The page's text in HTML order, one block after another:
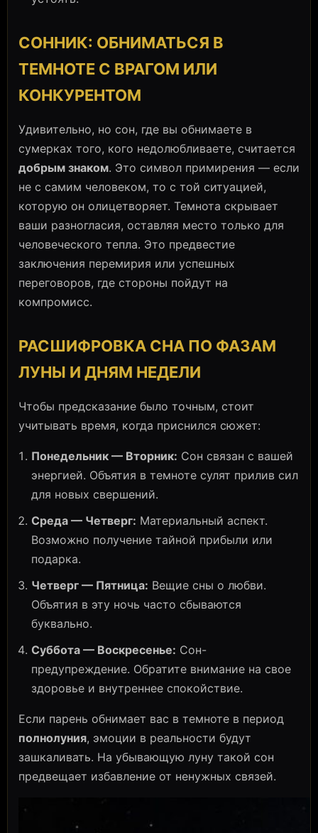
СОННИК: ОБНИМАТЬСЯ В
ТЕМНОТЕ С ВРАГОМ ИЛИ
КОНКУРЕНТОМ
Удивительно, но сон, где вы обнимаете в
сумерках того, кого недолюбливаете, считается
добрым знаком. Это символ примирения — если
не с самим человеком, то с той ситуацией,
которую он олицетворяет. Темнота скрывает
ваши разногласия, оставляя место только для
человеческого тепла. Это предвестие
заключения перемирия или успешных
переговоров, где стороны пойдут на
компромисс.
РАСШИФРОВКА СНА ПО ФАЗАМ
ЛУНЫ И ДНЯМ НЕДЕЛИ
Чтобы предсказание было точным, стоит
учитывать время, когда приснился сюжет:
Понедельник — Вторник: Сон связан с вашей
энергией. Объятия в темноте сулят прилив сил
для новых свершений.
Среда — Четверг: Материальный аспект.
Возможно получение тайной прибыли или
подарка.
Четверг — Пятница: Вещие сны о любви.
Объятия в эту ночь часто сбываются
буквально.
Суббота — Воскресенье: Сон-
предупреждение. Обратите внимание на свое
здоровье и внутреннее спокойствие.
Если парень обнимает вас в темноте в период
полнолуния, эмоции в реальности будут
зашкаливать. На убывающую луну такой сон
предвещает избавление от ненужных связей.